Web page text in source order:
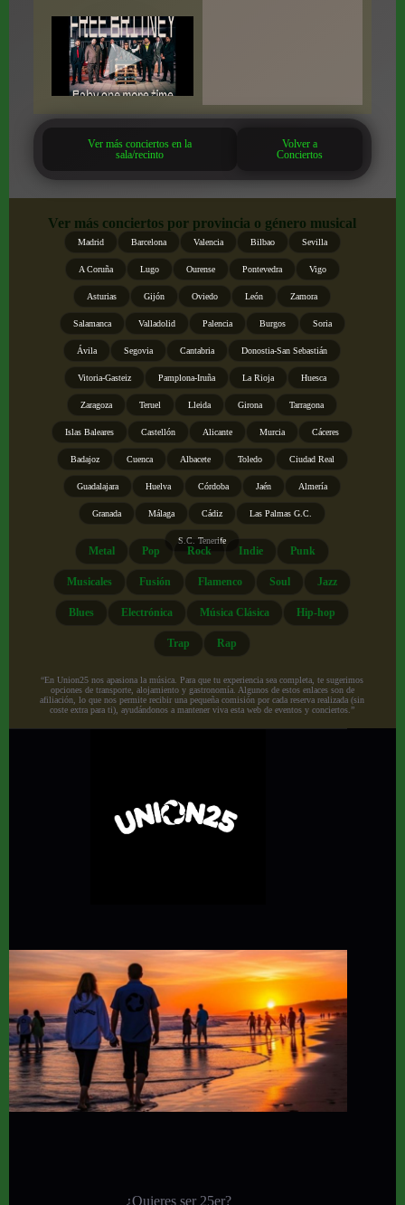
Ver más conciertos en la
sala/recinto
Volver a
Conciertos
Ver más conciertos por provincia o género musical
Madrid Barcelona Valencia Bilbao Sevilla
A Coruña Lugo Ourense Pontevedra Vigo
Asturias Gijón Oviedo León Zamora
Salamanca Valladolid Palencia Burgos Soria
Ávila Segovia Cantabria Donostia-San Sebastián
Vitoria-Gasteiz Pamplona-Iruña La Rioja Huesca
Zaragoza Teruel Lleida Girona Tarragona
Islas Baleares Castellón Alicante Murcia Cáceres
Badajoz Cuenca Albacete Toledo Ciudad Real
Guadalajara Huelva Córdoba Jaén Almería
Granada Málaga Cádiz Las Palmas G.C.
S.C. Tenerife
Metal Pop Rock Indie Punk
Musicales Fusión Flamenco Soul Jazz
Blues Electrónica Música Clásica Hip-hop
Trap Rap
“En Union25 nos apasiona la música. Para que tu experiencia sea completa, te sugerimos
opciones de transporte, alojamiento y gastronomía. Algunos de estos enlaces son de
afiliación, lo que nos permite recibir una pequeña comisión por cada reserva realizada (sin
coste extra para ti), ayudándonos a mantener viva esta web de eventos y conciertos.”
¿Quieres ser 25er?